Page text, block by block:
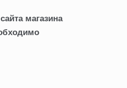
магазина